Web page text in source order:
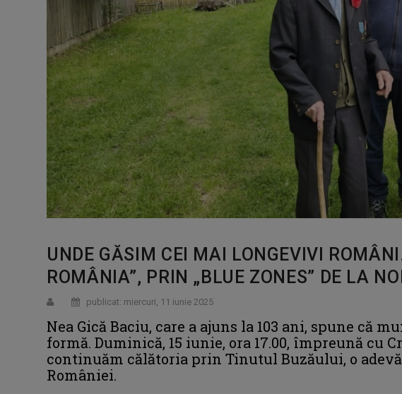
UNDE GĂSIM CEI MAI LONGEVIVI
ROMÂNIA”, PRIN „BLUE ZONES” DE LA
publicat: miercuri, 11 iunie 2025
Nea Gică Baciu, care a ajuns la 103 ani, spune că
formă. Duminică, 15 iunie, ora 17.00, împreună cu
continuăm călătoria prin Tinutul Buzăului, o
României.